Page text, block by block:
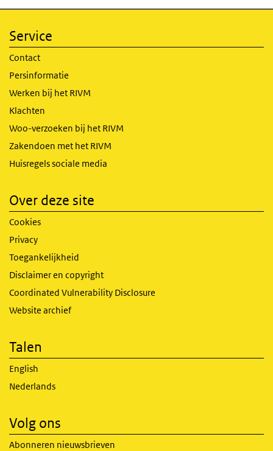
Service
Contact
Persinformatie
Werken bij het RIVM
Klachten
Woo-verzoeken bij het RIVM
Zakendoen met het RIVM
Huisregels sociale media
Over deze site
Cookies
Privacy
Toegankelijkheid
Disclaimer en copyright
Coordinated Vulnerability Disclosure
Website archief
Talen
English
Nederlands
Volg ons
Abonneren nieuwsbrieven